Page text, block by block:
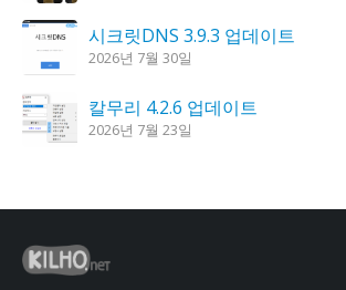
시크릿DNS 3.9.3 업데이트
2026년 7월 30일
칼무리 4.2.6 업데이트
2026년 7월 23일
꿈의세계 1.3.0 – 꿈해몽, 꿈풀이
2026년 7월 30일